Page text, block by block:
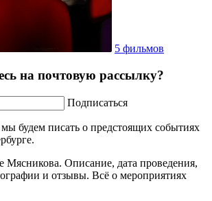
5 фильмов
на почтовую рассылку?
Подписаться
будем писать о предстоящих событиях
Мясникова. Описание, дата проведения,
и отзывы. Всё о мероприятиях